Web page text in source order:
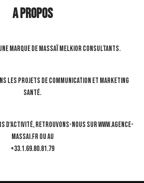
A propos
marque de Massaï Melkior Consultants.
les projets de communication et marketing
santé.
d'activité, retrouvons-nous sur www.agence-
massai.fr ou au
+33.1.69.80.81.79